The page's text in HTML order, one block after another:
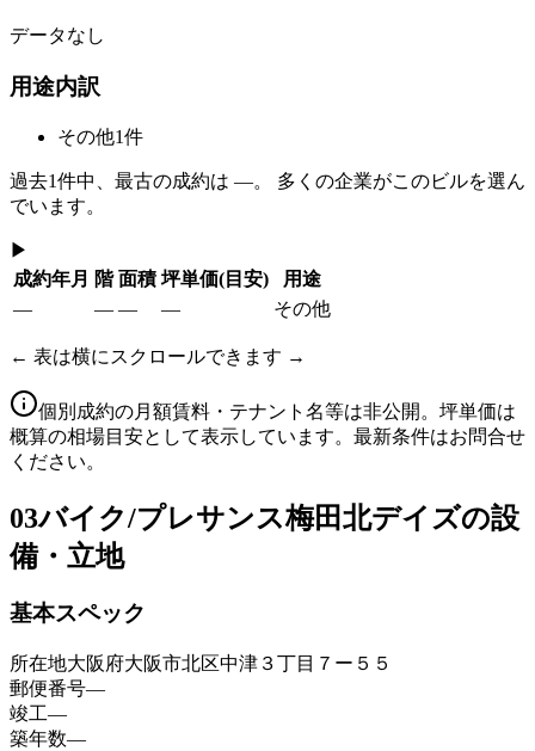
データなし
用途内訳
その他1件
過去1件中、最古の成約は —。 多くの企業がこのビルを選ん
でいます。
▶
成約年月 階 面積 坪単価(目安)
用途
—
— — — その他
← 表は横にスクロールできます →
個別成約の月額賃料・テナント名等は非公開。坪単価は
概算の相場目安として表示しています。最新条件はお問合せ
ください。
03バイク/プレサンス梅田北デイズの設
備・立地
基本スペック
所在地大阪府大阪市北区中津３丁目７ー５５
郵便番号—
竣工—
築年数—